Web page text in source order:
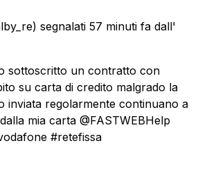
segnalati 57 minuti fa dall'
sottoscritto un contratto con
su carta di credito malgrado la
inviata regolarmente continuano a
mia carta @FASTWEBHelp
#retefissa